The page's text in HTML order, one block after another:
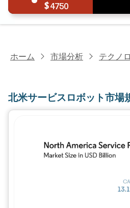
4750
ホーム 市場分析 テクノ
北米サービスロボット市場